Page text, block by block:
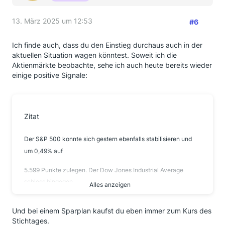
13. März 2025 um 12:53 #6
Ich finde auch, dass du den Einstieg durchaus auch in der
aktuellen Situation wagen könntest. Soweit ich die
Aktienmärkte beobachte, sehe ich auch heute bereits wieder
einige positive Signale:
Zitat
Der S&P 500 konnte sich gestern ebenfalls stabilisieren und
um 0,49% auf
5.599 Punkte zulegen. Der Dow Jones Industrial Average
um 1,13%
Alles anzeigen
Und bei einem Sparplan kaufst du eben immer zum Kurs des
Stichtages.